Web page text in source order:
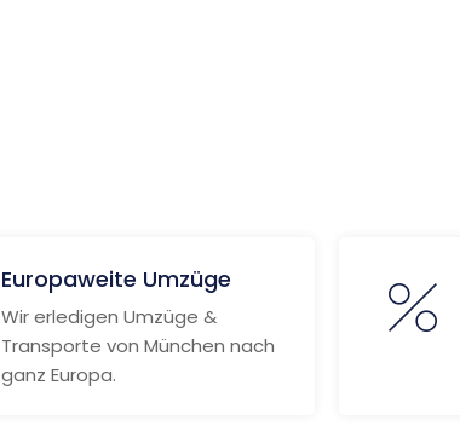
Europaweite Umzüge
Wir erledigen Umzüge &
Transporte von München nach
ganz Europa.